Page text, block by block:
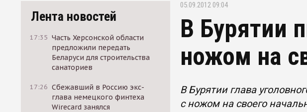
Лента новостей
17:35 Часть Херсонской области
предложили передать
Беларуси для строительства
санаториев
17:26 Сбежавший в Россию экс-
глава немецкого финтеха
Wirecard занялся
05.09.2012 09:04
В Бурятии
ножом на
В Бурятии глава
с ножом на своего